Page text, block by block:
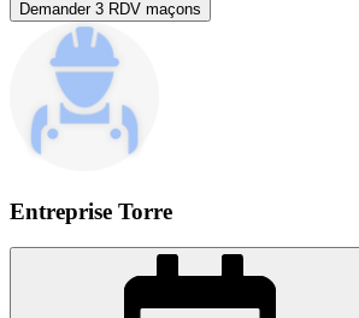
Demander 3 RDV maçons
Entreprise Torre